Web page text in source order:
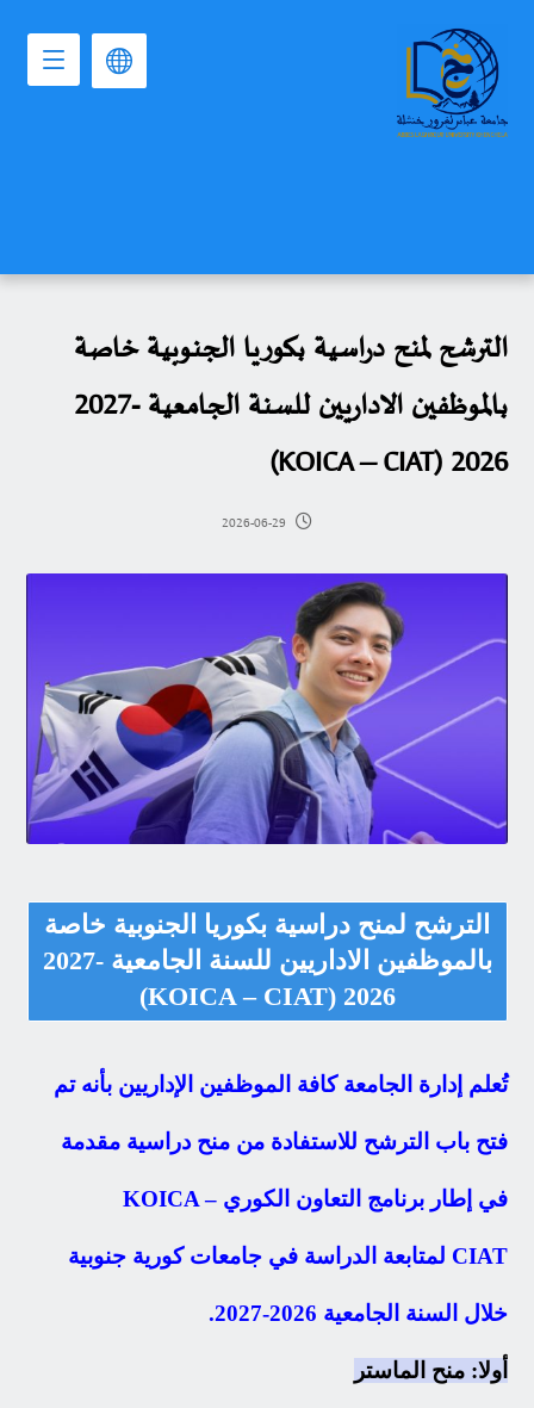
الترشح لمنح دراسية بكوريا الجنوبية خاصة
بالموظفين الاداريين للسنة الجامعية -2027
2026 (KOICA – CIAT)
2026-06-29
الترشح لمنح دراسية بكوريا الجنوبية خاصة
بالموظفين الاداريين للسنة الجامعية -2027
2026 (KOICA – CIAT)
تُعلم إدارة الجامعة كافة الموظفين الإداريين بأنه تم
فتح باب الترشح للاستفادة من منح دراسية مقدمة
في إطار برنامج التعاون الكوري KOICA –
CIAT لمتابعة الدراسة في جامعات كورية جنوبية
خلال السنة الجامعية 2026-2027.
أولا:منح الماستر